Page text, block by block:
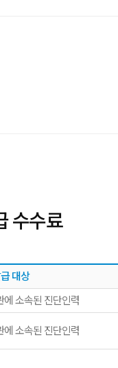
수수료
대상
에 소속된 진단인력
에 소속된 진단인력